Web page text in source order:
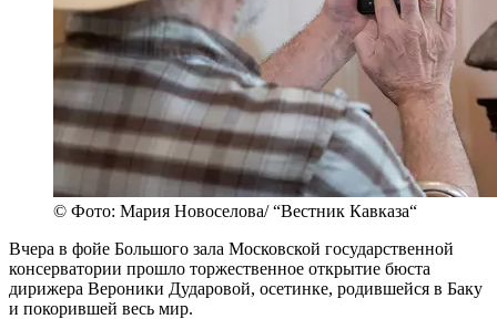
© Фото: Мария Новоселова/ “Вестник Кавказа“
Вчера в фойе Большого зала Московской государственной
консерватории прошло торжественное открытие бюста
дирижера Вероники Дударовой, осетинке, родившейся в Баку
и покорившей весь мир.